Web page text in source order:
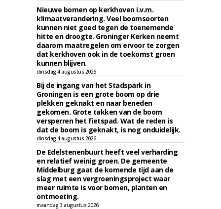
Nieuwe bomen op kerkhoven i.v.m.
klimaatverandering. Veel boomsoorten
kunnen niet goed tegen de toenemende
hitte en droogte. Groninger Kerken neemt
daarom maatregelen om ervoor te zorgen
dat kerkhoven ook in de toekomst groen
kunnen blijven.
dinsdag 4 augustus 2026
Bij de ingang van het Stadspark in
Groningen is een grote boom op drie
plekken geknakt en naar beneden
gekomen. Grote takken van de boom
versperren het fietspad. Wat de reden is
dat de boom is geknakt, is nog onduidelijk.
dinsdag 4 augustus 2026
De Edelstenenbuurt heeft veel verharding
en relatief weinig groen. De gemeente
Middelburg gaat de komende tijd aan de
slag met een vergroeningsproject waar
meer ruimte is voor bomen, planten en
ontmoeting.
maandag 3 augustus 2026